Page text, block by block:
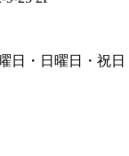
日・日曜日・祝日